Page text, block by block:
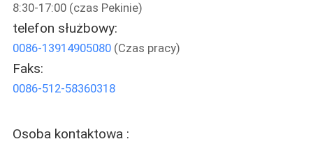
WYCIECZKA
PO
FABRYCE
8:30-17:00 (czas Pekinie)
telefon służbowy:
0086-13914905080(Czas pracy)
Faks:
0086-512-58360318
Osoba kontaktowa :